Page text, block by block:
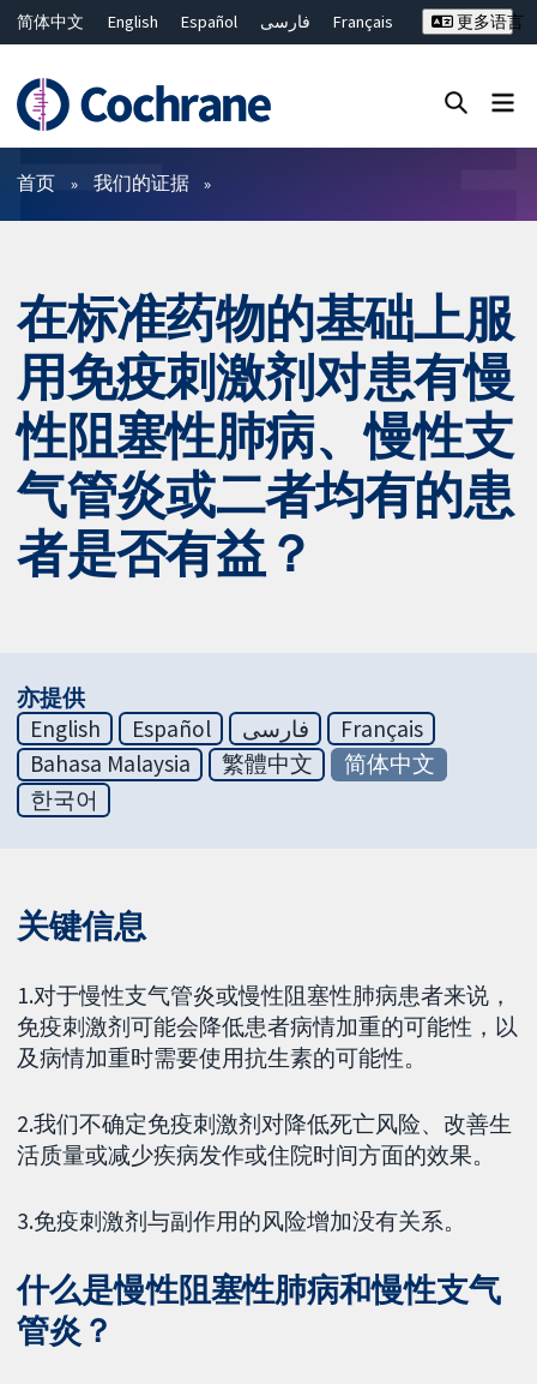
简体中文 English Español فارسی
Français
ไทย
繁體中文
更多语言
过滤
首页 我们的证据
在标准药物的基础上服
用免疫刺激剂对患有慢
性阻塞性肺病、慢性支
气管炎或二者均有的患
者是否有益？
亦提供
English
Español فارسی
Français
Bahasa Malaysia
繁體中文
简体中文
한국어
关键信息
1.对于慢性支气管炎或慢性阻塞性肺病患者来说，
免疫刺激剂可能会降低患者病情加重的可能性，以
及病情加重时需要使用抗生素的可能性。
2.我们不确定免疫刺激剂对降低死亡风险、改善生
活质量或减少疾病发作或住院时间方面的效果。
3.免疫刺激剂与副作用的风险增加没有关系。
什么是慢性阻塞性肺病和慢性支气
管炎？